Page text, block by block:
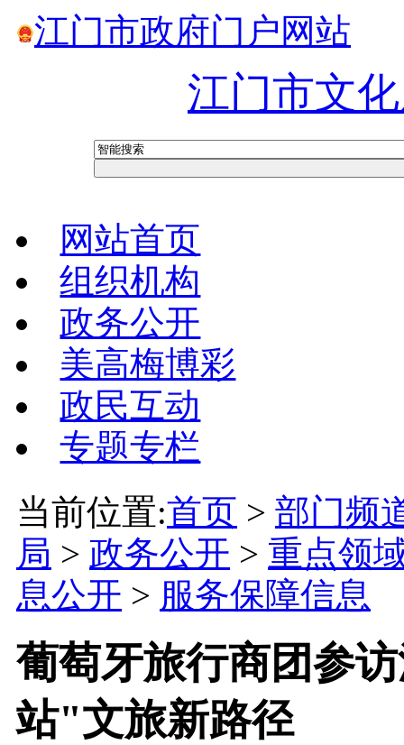
江门市政府门户网站
江门市文
网站首页
组织机构
政务公开
美高梅博彩
政民互动
专题专栏
当前位置:首页 > 部门频
局 > 政务公开 > 重点领
息公开 > 服务保障信息
葡萄牙旅行商团参
站"文旅新路径